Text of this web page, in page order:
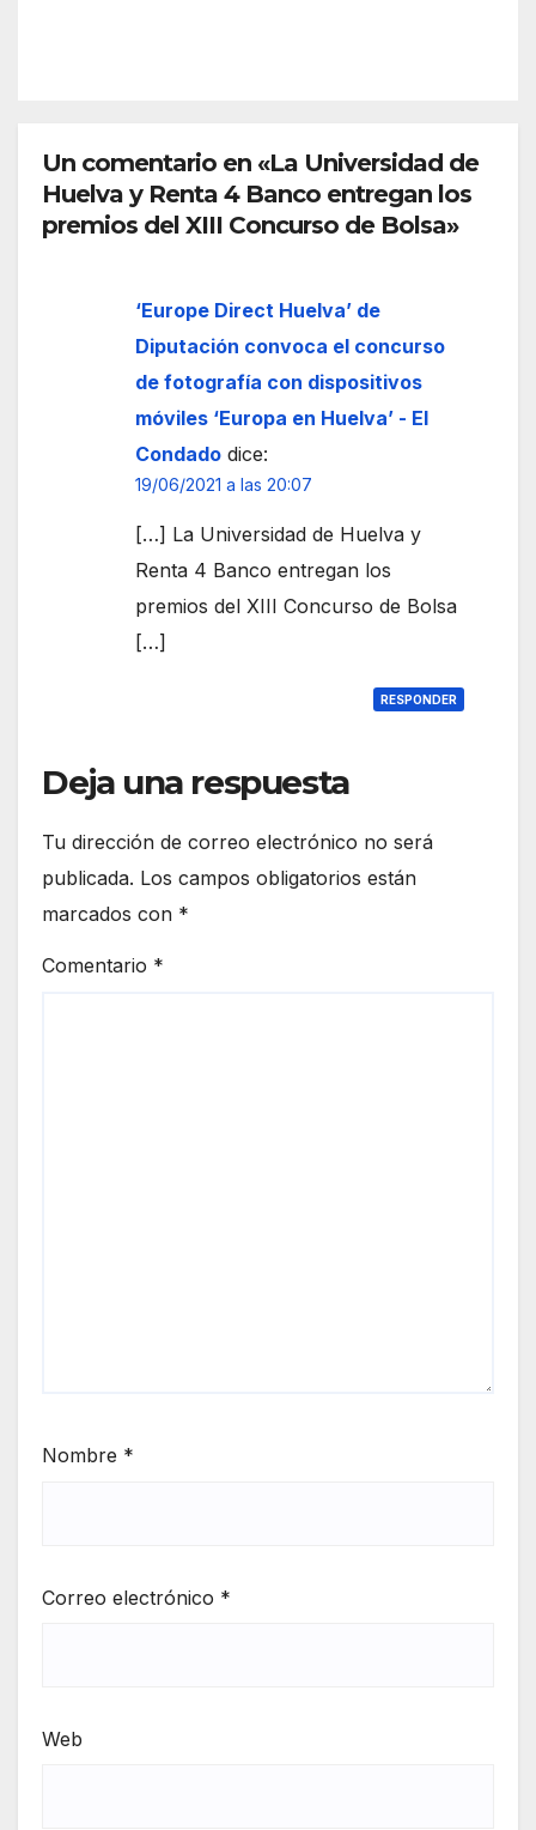
Ceut
a
peo
Un comentario en «La Universidad de
Huelva y Renta 4 Banco entregan los
premios del XIII Concurso de Bolsa»
‘Europe Direct Huelva’ de
Diputación convoca el concurso
de fotografía con dispositivos
móviles ‘Europa en Huelva’ - El
Condado dice:
19/06/2021 a las 20:07
[…] La Universidad de Huelva y
Renta 4 Banco entregan los
premios del XIII Concurso de Bolsa
[…]
RESPONDER
Deja una respuesta
Tu dirección de correo electrónico no será
publicada. Los campos obligatorios están
marcados con *
Comentario *
Nombre *
Correo electrónico *
Web